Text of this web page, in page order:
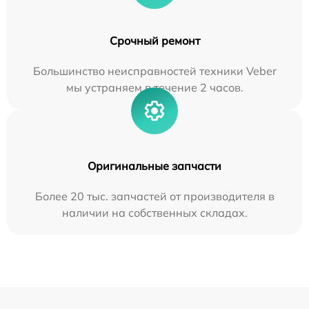
Срочный ремонт
Большинство неисправностей техники Veber
мы устраняем в течение 2 часов.
Оригинальные запчасти
Более 20 тыс. запчастей от производителя в
наличии на собственных складах.